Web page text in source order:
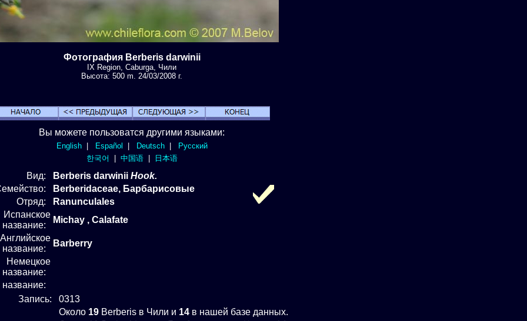
Фотография Berberis darwinii
IX Region, Caburga, Чили
Высота: 500 m. 24/03/2008 г.
Вы можете пользоватся другими языками:
English| Español Deutsch|
Русский
한국어
中国语| 日本语
Вид: Berberis darwinii Hook.
Berberidaceae, Барбарисовые
Отряд:
Ranunculales
Испанское
название:
Michay , Calafate
Английское
название:
Barberry
Немецкое
название:
название:
Запись:
0313
Около 19 Berberis в Чили и 14 в нашей базе данных.